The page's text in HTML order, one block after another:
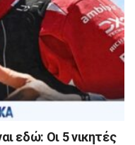
εδώ: Οι 5 νικητές